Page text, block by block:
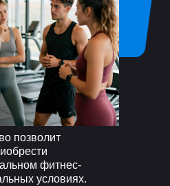
позволит
фитнес-
условиях.